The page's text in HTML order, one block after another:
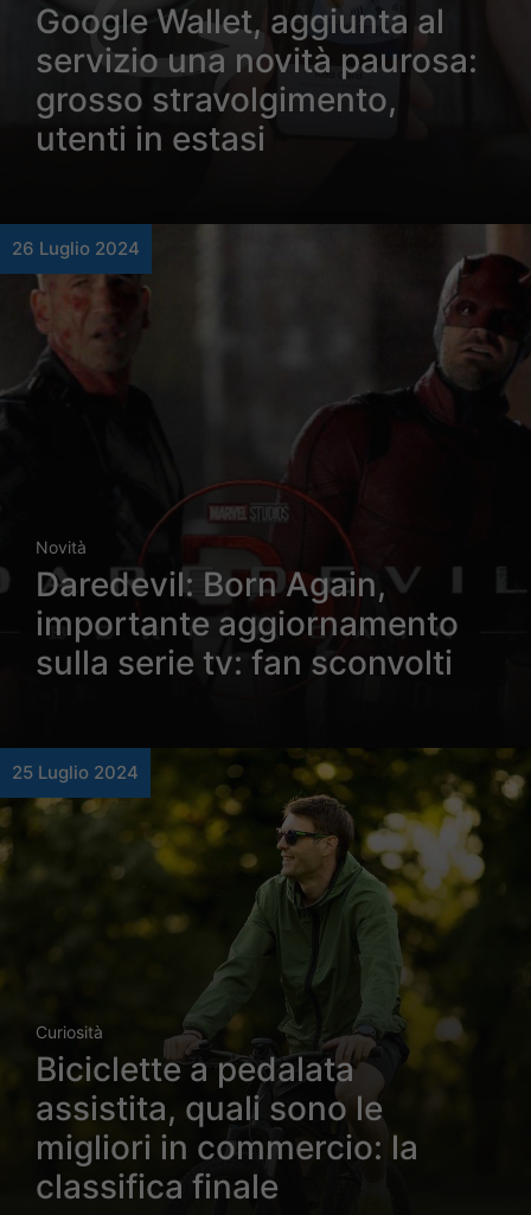
Google Wallet, aggiunta al
servizio una novità paurosa:
grosso stravolgimento,
utenti in estasi
26 Luglio 2024
Novità
Daredevil: Born Again,
importante aggiornamento
sulla serie tv: fan sconvolti
25 Luglio 2024
Curiosità
Biciclette a pedalata
assistita, quali sono le
migliori in commercio: la
classifica finale